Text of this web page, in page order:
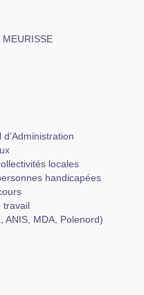
locales
handicapées
travail
ANIS, MDA, Polenord)